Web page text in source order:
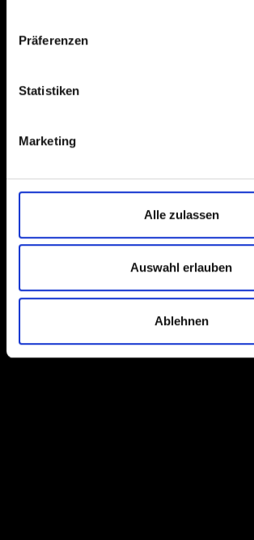
Präferenzen
Statistiken
Marketing
Alle zulassen
Auswahl erlauben
Ablehnen